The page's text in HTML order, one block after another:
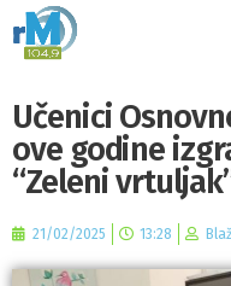
Učenici
ove godine
“Zeleni
21/02/2025 13:28